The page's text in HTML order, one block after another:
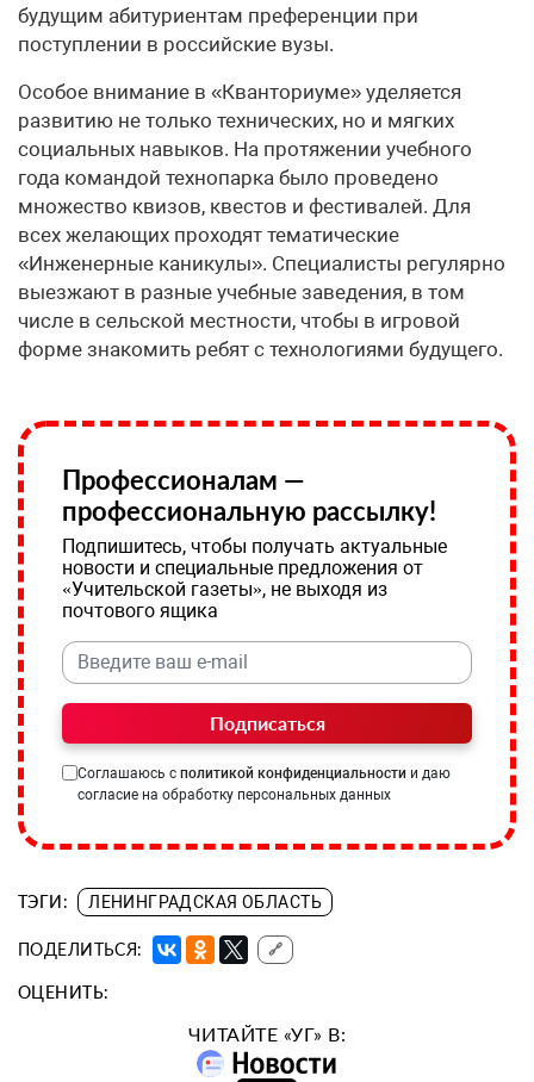
будущим абитуриентам преференции при
поступлении в российские вузы.
Особое внимание в «Кванториуме» уделяется
развитию не только технических, но и мягких
социальных навыков. На протяжении учебного
года командой технопарка было проведено
множество квизов, квестов и фестивалей. Для
всех желающих проходят тематические
«Инженерные каникулы». Специалисты регулярно
выезжают в разные учебные заведения, в том
числе в сельской местности, чтобы в игровой
форме знакомить ребят с технологиями будущего.
Профессионалам —
профессиональную рассылку!
Подпишитесь, чтобы получать актуальные
новости и специальные предложения от
«Учительской газеты», не выходя из
почтового ящика
Подписаться
Соглашаюсь с политикой конфиденциальности и даю
согласие на обработку персональных данных
ТЭГИ: ЛЕНИНГРАДСКАЯ ОБЛАСТЬ
ПОДЕЛИТЬСЯ: 🔗
ОЦЕНИТЬ:
ЧИТАЙТЕ «УГ» В: